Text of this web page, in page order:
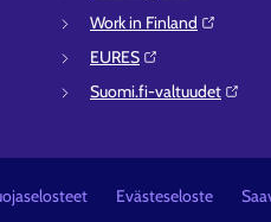
Work in Finland⁠
EURES⁠
Suomi.fi-valtuudet⁠
Evästeseloste